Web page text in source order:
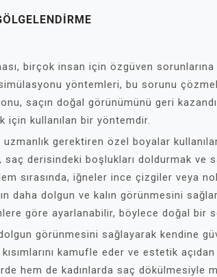
birçok insan için özgüven
yöntemleri, bu sorunu
saçın doğal görünümünü geri
için kullanılan bir yöntemdir.
gerektiren özel boyalar
derisindeki boşlukları doldurmak ve
sırasında, iğneler ince çizgiler veya
daha dolgun ve kalın görünmesini
göre ayarlanabilir, böylece doğal bir
görünmesini sağlayarak kendine
kamufle eder ve estetik
hem de kadınlarda saç dökülmesiyle